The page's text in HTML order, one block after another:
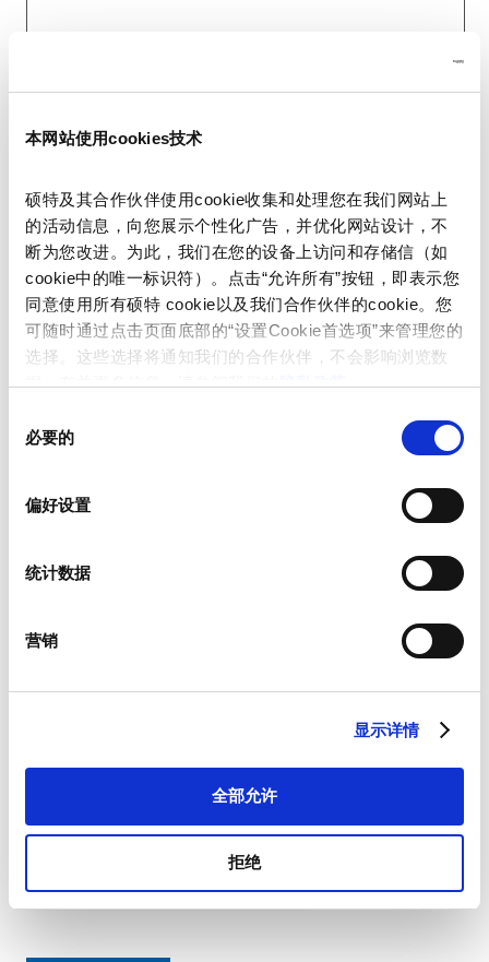
本网站使用cookies技术
硕特及其合作伙伴使用cookie收集和处理您在我们网站上
的活动信息，向您展示个性化广告，并优化网站设计，不
断为您改进。为此，我们在您的设备上访问和存储信（如
cookie中的唯一标识符）。点击“允许所有”按钮，即表示您
同意使用所有硕特 cookie以及我们合作伙伴的cookie。您
可随时通过点击页面底部的“设置Cookie首选项”来管理您的
选择。这些选择将通知我们的合作伙伴，不会影响浏览数
据。有关更多信息，请参阅我们的隐私政策。
必要的
偏好设置
统计数据
营销
显示详情
全部允许
拒绝
电话号码
留言*
硕特可从您提供的联系信息，与您沟通联系。您可从订阅了我们
法律的规定，您可以撤回此前向我们提供的任何同意和取消订阅
处理和隐私保护措施，或者取消订阅，请查看我们的隐私政策。*
我同意接受一般条款和条件以及隐私政策。